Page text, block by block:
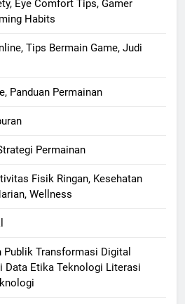
Eye Comfort Tips, Gamer
Habits
Tips Bermain Game, Judi
Panduan Permainan
Permainan
Fisik Ringan, Kesehatan
Wellness
Publik Transformasi Digital
Data Etika Teknologi Literasi